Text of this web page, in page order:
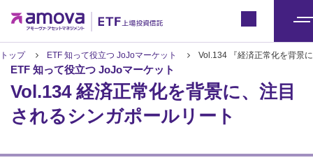
ETFトップ
ニ
トップ ETF 知って役立つ JoJoマーケット Vol.134 『経済正常化を背景
ETF 知って役立つ JoJoマーケット
Vol.134 経済正常化を背景に、注目
されるシンガポールリート